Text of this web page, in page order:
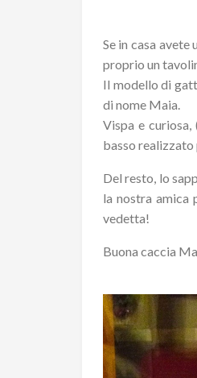
Se in casa
proprio un
Il modello di
di nome Maia.
Vispa e
basso realizzato
Del resto, lo
la nostra amica
vedetta!
Buona caccia